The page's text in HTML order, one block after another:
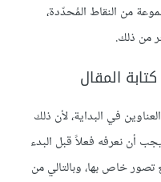
من النقاط المُحدّدة،
من ذلك.
في البداية، لأن ذلك
أن نعرفه فعلاً قبل البدء
تصور خاص بها، وبالتالي من